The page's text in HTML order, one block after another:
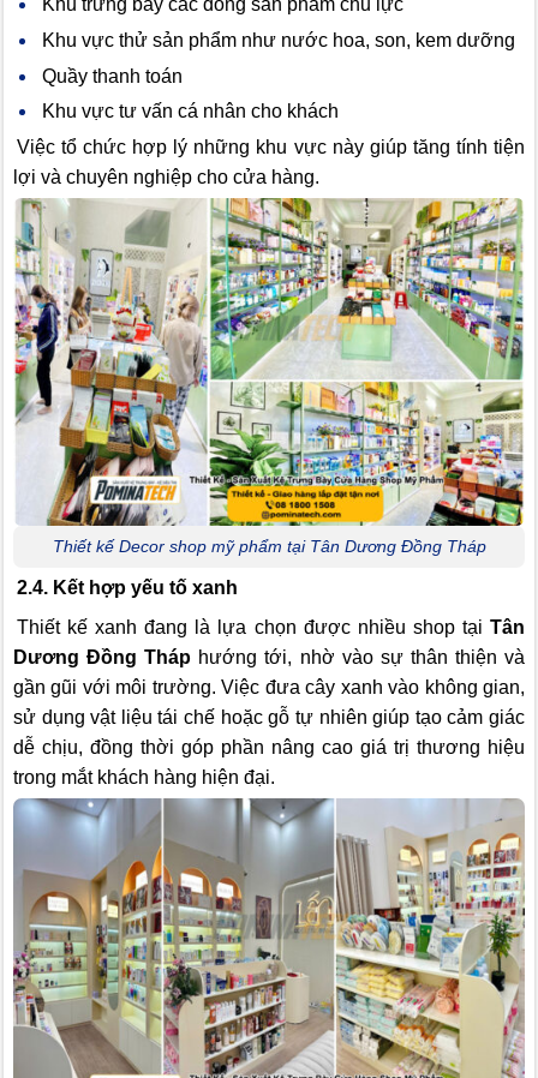
Khu trưng bày các dòng sản phẩm chủ lực
Khu vực thử sản phẩm như nước hoa, son, kem dưỡng
Quầy thanh toán
Khu vực tư vấn cá nhân cho khách
Việc tổ chức hợp lý những khu vực này giúp tăng tính tiện
lợi và chuyên nghiệp cho cửa hàng.
Thiết kế Decor shop mỹ phẩm tại Tân Dương Đồng Tháp
2.4. Kết hợp yếu tố xanh
Thiết kế xanh đang là lựa chọn được nhiều shop tại Tân
Dương Đồng Tháp hướng tới, nhờ vào sự thân thiện và
gần gũi với môi trường. Việc đưa cây xanh vào không gian,
sử dụng vật liệu tái chế hoặc gỗ tự nhiên giúp tạo cảm giác
dễ chịu, đồng thời góp phần nâng cao giá trị thương hiệu
trong mắt khách hàng hiện đại.